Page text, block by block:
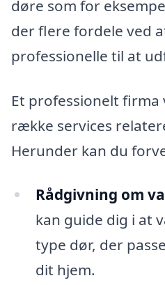
døre som for
der flere fordele ved
professionelle til at
Et professionelt firma
række services
Herunder kan du
Rådgivning om
kan guide dig i at
type dør, der
dit hjem.